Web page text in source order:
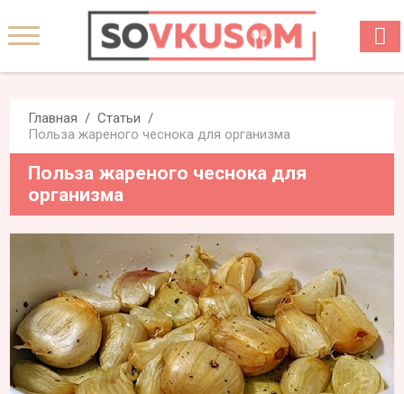
Главная
Статьи
Польза жареного чеснока для организма
Польза жареного чеснока для
организма